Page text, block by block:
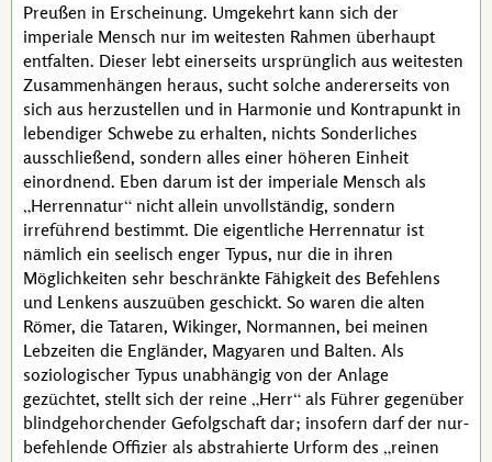
Preußen in Erscheinung. Umgekehrt kann sich der
imperiale Mensch nur im weitesten Rahmen überhaupt
entfalten. Dieser lebt einerseits ursprünglich aus weitesten
Zusammenhängen heraus, sucht solche andererseits von
sich aus herzustellen und in Harmonie und Kontrapunkt in
lebendiger Schwebe zu erhalten, nichts Sonderliches
ausschließend, sondern alles einer höheren Einheit
einordnend. Eben darum ist der imperiale Mensch als
Herrennatur
nicht allein unvollständig, sondern
irreführend bestimmt. Die eigentliche Herrennatur ist
nämlich ein seelisch enger Typus, nur die in ihren
Möglichkeiten sehr beschränkte Fähigkeit des Befehlens
und Lenkens auszuüben geschickt. So waren die alten
Römer, die Tataren, Wikinger, Normannen, bei meinen
Lebzeiten die Engländer, Magyaren und Balten. Als
soziologischer Typus unabhängig von der Anlage
gezüchtet, stellt sich der reine Herr als Führer gegenüber
blindgehorchender Gefolgschaft dar; insofern darf der nur-
befehlende Offizier als abstrahierte Urform des
reinen